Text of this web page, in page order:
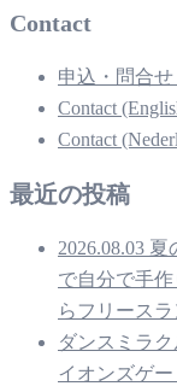
Contact
申込・問合せ
Contact
Contact
最近の投稿
2026.08.03
で自分で手
らフリース
ダンスミラク
イオンズゲ